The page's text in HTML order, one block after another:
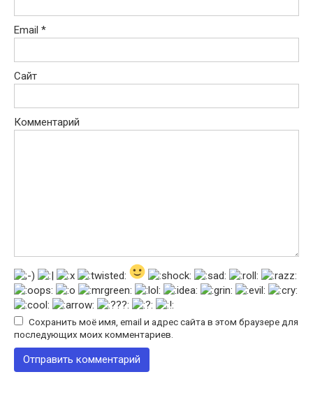
Email *
Сайт
Комментарий
Сохранить моё имя, email и адрес сайта в этом браузере для
последующих моих комментариев.